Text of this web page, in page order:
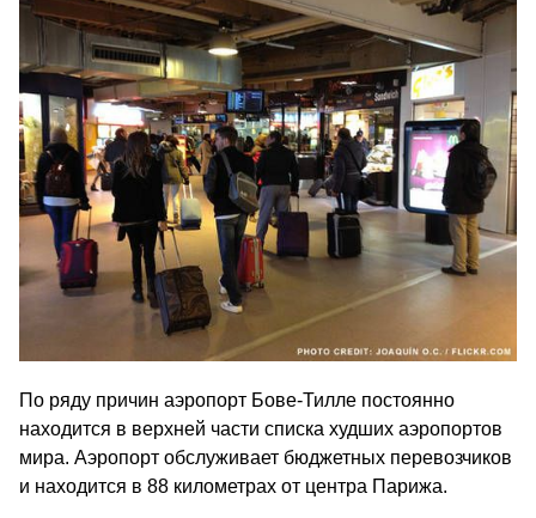
По ряду причин аэропорт Бове-Тилле постоянно
находится в верхней части списка худших аэропортов
мира. Аэропорт обслуживает бюджетных перевозчиков
и находится в 88 километрах от центра Парижа.